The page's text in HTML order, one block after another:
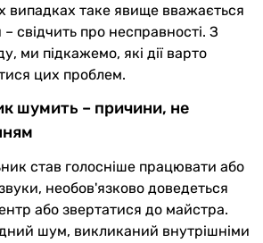
випадках таке явище вважається
свідчить про несправності. З
ми підкажемо, які дії варто
цих проблем.
шумить – причини, не
став голосніше працювати або
необов'язково доведеться
або звертатися до майстра.
шум, викликаний внутрішніми